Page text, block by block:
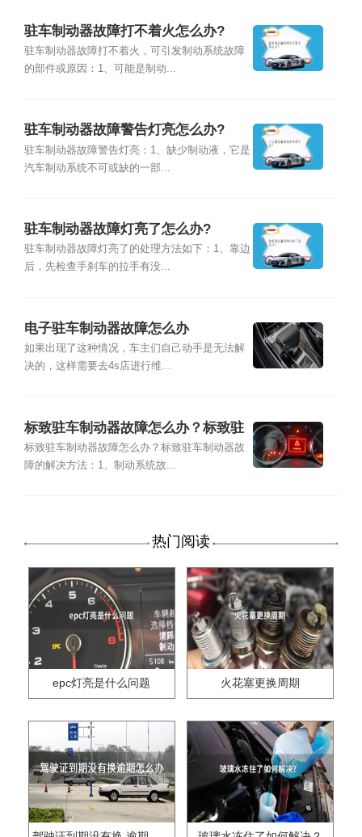
驻车制动器故障打不着火怎么办?
驻车制动器故障打不着火，可引发制动系统故障
的部件或原因：1、可能是制动...
驻车制动器故障警告灯亮怎么办?
驻车制动器故障警告灯亮：1、缺少制动液，它是
汽车制动系统不可或缺的一部...
驻车制动器故障灯亮了怎么办?
驻车制动器故障灯亮了的处理方法如下：1、靠边
后，先检查手刹车的拉手有没...
电子驻车制动器故障怎么办
如果出现了这种情况，车主们自己动手是无法解
决的，这样需要去4s店进行维...
标致驻车制动器故障怎么办？标致驻
车制动器故障的解决方法
标致驻车制动器故障怎么办？标致驻车制动器故
障的解决方法：1、制动系统故...
热门阅读
epc灯亮是什么问题 火花塞更换周期